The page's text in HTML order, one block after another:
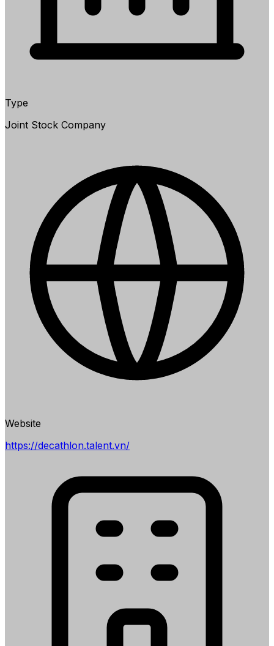
Type
Joint Stock Company
Website
https://decathlon.talent.vn/